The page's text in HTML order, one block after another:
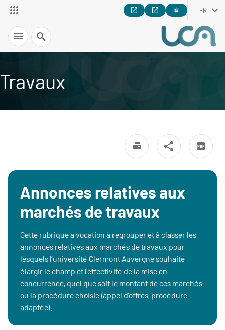
FR
Recherche
Travaux
Annonces relatives aux
marchés de travaux
Cette rubrique a vocation à regrouper et à classer les
annonces relatives aux marchés de travaux pour
lesquels l’université Clermont Auvergne souhaite
élargir le champ et l’effectivité de la mise en
concurrence, quel que soit le montant de ces marchés
ou la procédure choisie (appel d’offres, procédure
adaptée).